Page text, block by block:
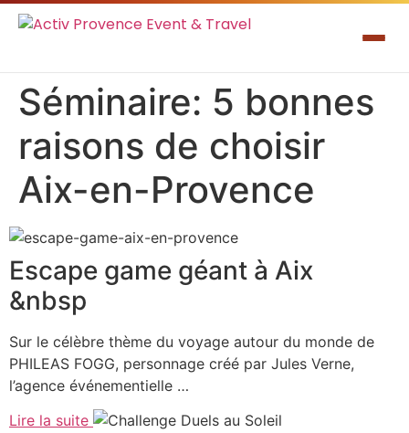
Séminaire: 5 bonnes
raisons de choisir
Aix-en-Provence
Escape game géant à Aix
&nbsp
Sur le célèbre thème du voyage autour du monde de
PHILEAS FOGG, personnage créé par Jules Verne,
l’agence événementielle …
Lire la suite